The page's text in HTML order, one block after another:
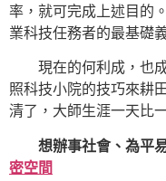
率，就可完成上述目的
業科技任務者的最基礎
現在的何利成，也
照科技小院的技巧來耕
清了，大師生涯一天比
想辦事社會、為平
密空間